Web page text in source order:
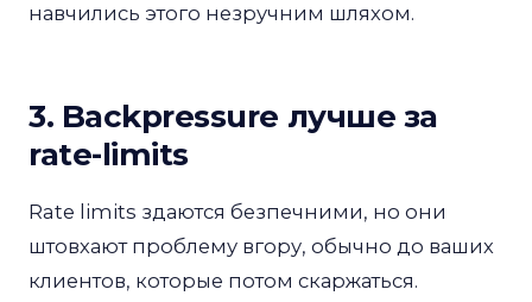
навчились этого незручним шляхом.
3. Backpressure лучше за
rate-limits
Rate limits здаются безпечними, но они
штовхают проблему вгору, обычно до ваших
клиентов, которые потом скаржаться.